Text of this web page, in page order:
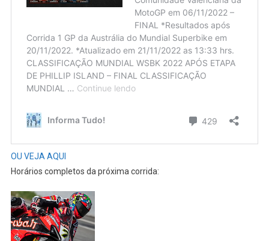
OU VEJA AQUI
Horários completos da próxima corrida: